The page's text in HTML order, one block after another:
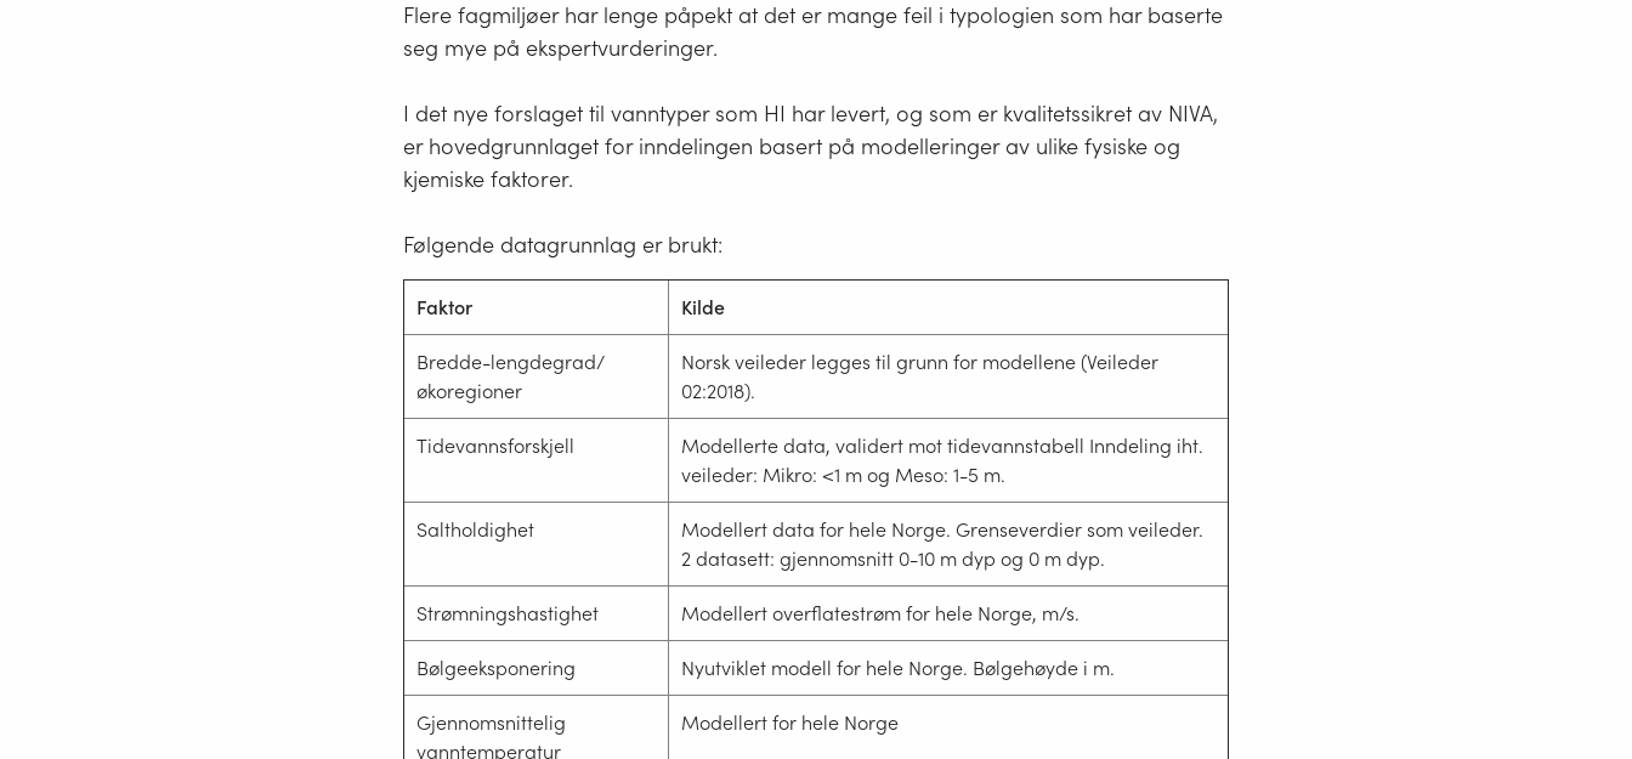
Flere fagmiljøer har lenge påpekt at det er mange feil i typologien som har baserte
seg mye på ekspertvurderinger.
I det nye forslaget til vanntyper som HI har levert, og som er kvalitetssikret av NIVA,
er hovedgrunnlaget for inndelingen basert på modelleringer av ulike fysiske og
kjemiske faktorer.
Følgende datagrunnlag er brukt:
Faktor Kilde
Bredde-lengdegrad/
økoregioner
Norsk veileder legges til grunn for modellene (Veileder
02:2018).
Tidevannsforskjell
Modellerte data, validert mot tidevannstabell Inndeling iht.
veileder: Mikro: <1 m og Meso: 1-5 m.
Saltholdighet
Modellert data for hele Norge. Grenseverdier som veileder.
2 datasett: gjennomsnitt 0-10 m dyp og 0 m dyp.
Strømningshastighet Modellert overflatestrøm for hele Norge, m/s.
Bølgeeksponering Nyutviklet modell for hele Norge. Bølgehøyde i m.
Gjennomsnittelig
vanntemperatur
Modellert for hele Norge